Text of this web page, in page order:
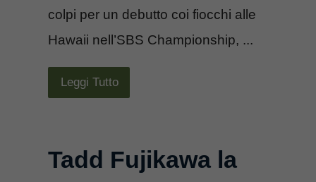
colpi per un debutto coi fiocchi alle
Hawaii nell’SBS Championship, ...
Leggi Tutto
Tadd Fujikawa la